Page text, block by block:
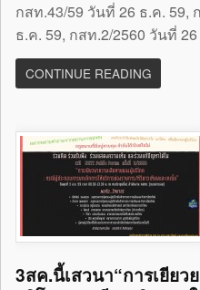
กสท.43/59 วันที่ 26 ธ.ค. 59,
ธ.ค. 59, กสท.2/2560 วันที่
CONTINUE READING
3สค.นี้เสวนา“การเยียว